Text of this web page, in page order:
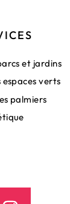
et jardins
verts
palmiers